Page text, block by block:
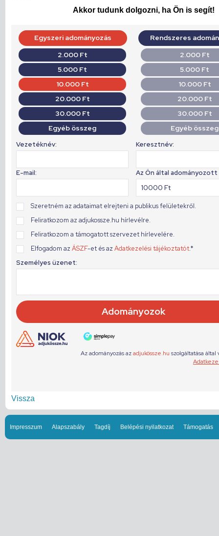
Akkor tudunk dolgozni, ha Ön is segít!
Vissza
Impresszum Alapszabály Tagdíj Belépési nyilatkozat Támogatás